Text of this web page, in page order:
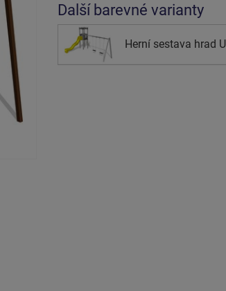
Další barevné varianty
Herní sestava hrad